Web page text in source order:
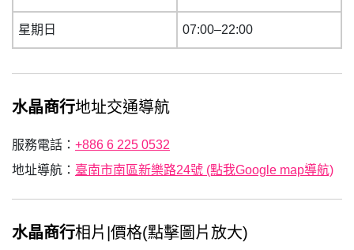
星期日 07:00–22:00
水晶商行地址交通導航
服務電話： +886 6 225 0532
地址導航： 臺南市南區新樂路24號 (點我Google map導航)
水晶商行相片|價格(點擊圖片放大)